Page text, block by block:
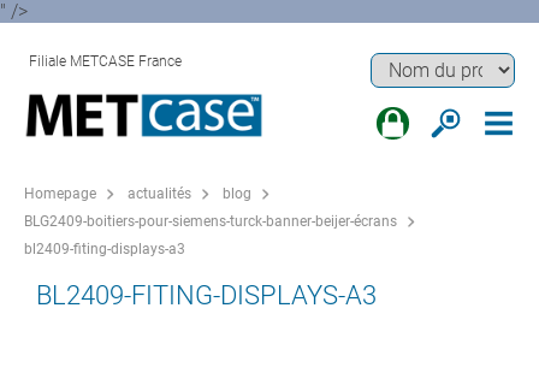
" />
Filiale METCASE France
Homepage actualités
blog
BLG2409-boitiers-pour-siemens-turck-banner-beijer-écrans
bl2409-fiting-displays-a3
BL2409-FITING-DISPLAYS-A3